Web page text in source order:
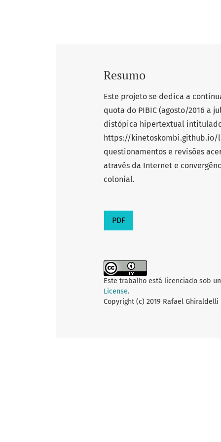
Resumo
Este projeto se dedica a
quota do PIBIC (agosto/2016 a
distópica hipertextual
https://kinetoskombi.github.io/
questionamentos e revisões
através da Internet e
colonial.
PDF
Este trabalho está licenciado sob
License.
Copyright (c) 2019 Rafael